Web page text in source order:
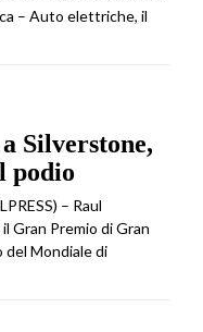
– Auto elettriche, il
Silverstone,
podio
– Raul
Gran Premio di Gran
del Mondiale di